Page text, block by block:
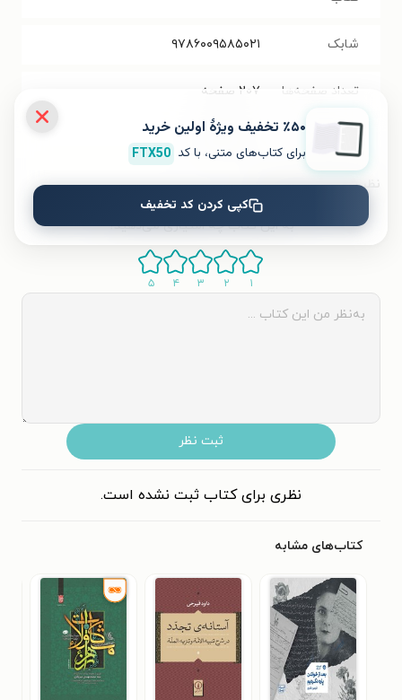
شابک ۹۷۸۶۰۰۹۵۸۵۰۲۱
تعداد صفحه‌ها ۲۰۷ صفحه
۳۶۰۰۰ تومان
نظر شما دربارهٔ این کتاب
به این کتاب چه امتیازی می‌دهید؟
۱ ۲ ۳ ۴ ۵
ثبت نظر
نظری برای کتاب ثبت نشده است.
کتاب‌های مشابه
٪۵۰ تخفیف ویژۀ اولین خرید
برای کتاب‌های متنی، با کد FTX50
کپی کردن کد تخفیف